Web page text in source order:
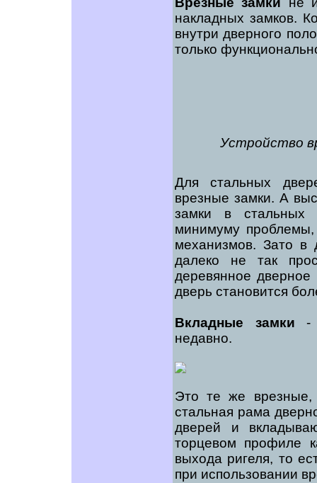
накладных замков.
внутри дверного
только
Устройство
Для стальных
врезные замки. А
замки в стальных
минимуму
механизмов. Зато в
далеко не так
деревянное
дверь становится
Вкладные замки -
недавно.
Это те же врезные,
стальная рама
дверей и
торцевом профиле
выхода ригеля, то
при использовании